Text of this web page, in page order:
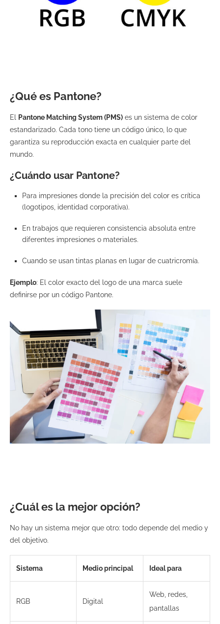
¿Qué es Pantone?
El Pantone Matching System (PMS) es un sistema de color
estandarizado. Cada tono tiene un código único, lo que
garantiza su reproducción exacta en cualquier parte del
mundo.
¿Cuándo usar Pantone?
Para impresiones donde la precisión del color es crítica
(logotipos, identidad corporativa).
En trabajos que requieren consistencia absoluta entre
diferentes impresiones o materiales.
Cuando se usan tintas planas en lugar de cuatricromía.
Ejemplo: El color exacto del logo de una marca suele
definirse por un código Pantone.
¿Cuál es la mejor opción?
No hay un sistema mejor que otro: todo depende del medio y
del objetivo.
Sistema Medio principal Ideal para
RGB Digital
Web, redes,
pantallas